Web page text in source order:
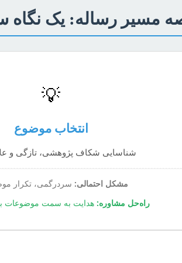
مسیر رساله: یک نگاه
💡
انتخاب موضوع
شناسایی شکاف پژوهشی، تازگی و
مشکل احتمالی: سردرگمی، تکرار
راه‌حل مشاوره: هدایت به سمت موضوعات